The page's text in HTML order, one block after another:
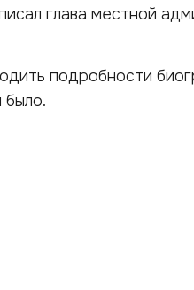
глава местной
подробности
было.